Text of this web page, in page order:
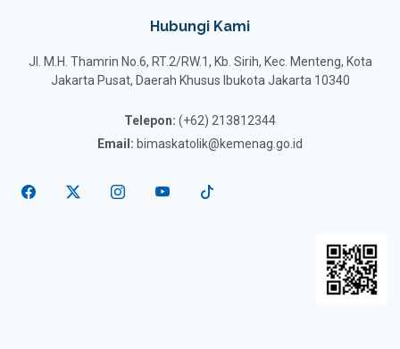
Hubungi Kami
Jl. M.H. Thamrin No.6, RT.2/RW.1, Kb. Sirih, Kec. Menteng, Kota
Jakarta Pusat, Daerah Khusus Ibukota Jakarta 10340
Telepon: (+62) 213812344
Email: bimaskatolik@kemenag.go.id